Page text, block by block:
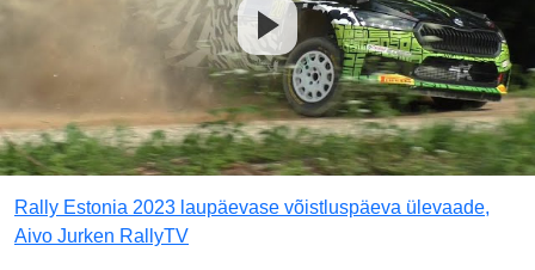
Rally Estonia 2023 laupäevase võistluspäeva ülevaade,
Aivo Jurken RallyTV